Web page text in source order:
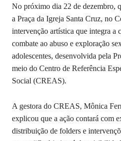
No próximo dia 22 de dezembro,
a Praça da Igreja Santa Cruz, no
intervenção artística que integra a
combate ao abuso e exploração
adolescentes, desenvolvida pela
meio do Centro de Referência
Social (CREAS).
A gestora do CREAS, Mônica
explicou que a ação contará com
distribuição de folders e